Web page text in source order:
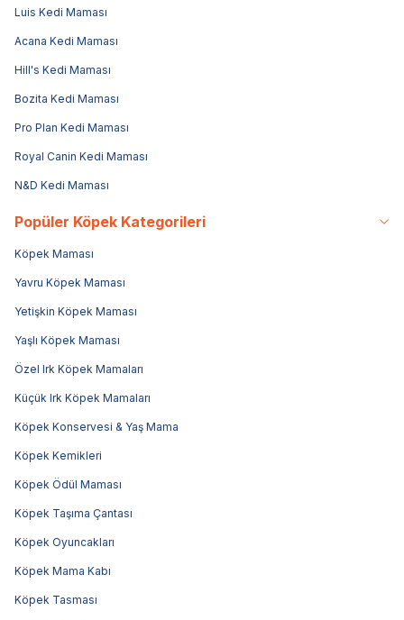
Luis Kedi Maması
Acana Kedi Maması
Hill's Kedi Maması
Bozita Kedi Maması
Pro Plan Kedi Maması
Royal Canin Kedi Maması
N&D Kedi Maması
Popüler Köpek Kategorileri
Köpek Maması
Yavru Köpek Maması
Yetişkin Köpek Maması
Yaşlı Köpek Maması
Özel Irk Köpek Mamaları
Küçük Irk Köpek Mamaları
Köpek Konservesi & Yaş Mama
Köpek Kemikleri
Köpek Ödül Maması
Köpek Taşıma Çantası
Köpek Oyuncakları
Köpek Mama Kabı
Köpek Tasması